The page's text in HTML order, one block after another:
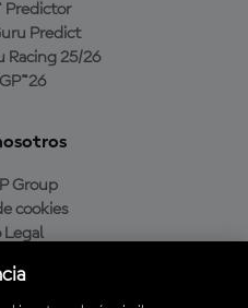
Predictor
Predict
Racing 25/26
Group
cookies
Legal
compra